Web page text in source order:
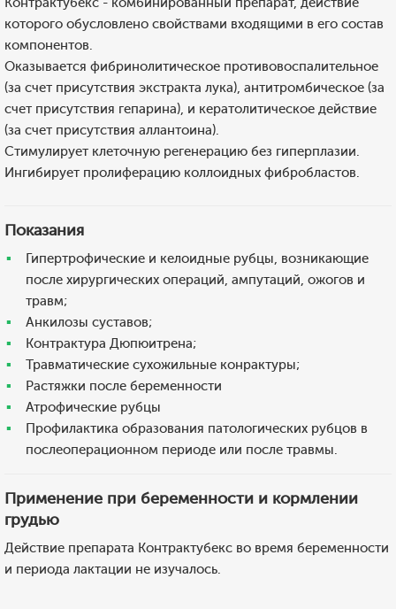
которого обусловлено свойствами входящими в его состав
компонентов.
Оказывается фибринолитическое противовоспалительное
(за счет присутствия экстракта лука), антитромбическое (за
счет присутствия гепарина), и кератолитическое действие
(за счет присутствия аллантоина).
Стимулирует клеточную регенерацию без гиперплазии.
Ингибирует пролиферацию коллоидных фибробластов.
Показания
Гипертрофические и келоидные рубцы, возникающие
после хирургических операций, ампутаций, ожогов и
травм;
Анкилозы суставов;
Контрактура Дюпюитрена;
Травматические сухожильные конрактуры;
Растяжки после беременности
Атрофические рубцы
Профилактика образования патологических рубцов в
послеоперационном периоде или после травмы.
Применение при беременности и кормлении
грудью
Действие препарата Контрактубекс во время беременности
и периода лактации не изучалось.